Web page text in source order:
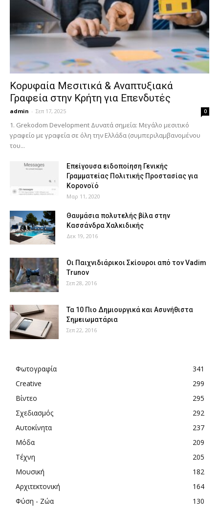
Κορυφαία Μεσιτικά & Αναπτυξιακά
Γραφεία στην Κρήτη για Επενδυτές
admin - Σεπ 17, 2025 0
1. Grekodom Development Δυνατά σημεία: Μεγάλο μεσιτικό
γραφείο με γραφεία σε όλη την Ελλάδα (συμπεριλαμβανομένου
του...
Επείγουσα ειδοποίηση Γενικής
Γραμματείας Πολιτικής Προστασίας για
Κορονοϊό
Μαρ 11, 2020
Θαυμάσια πολυτελής βίλα στην
Κασσάνδρα Χαλκιδικής
Δεκ 19, 2016
Οι Παιχνιδιάρικοι Σκίουροι από τον Vadim
Trunov
Σεπ 28, 2016
Τα 10 Πιο Δημιουργικά και Ασυνήθιστα
Σημειωματάρια
Σεπ 22, 2016
Φωτογραφία
341
Creative
299
Βίντεο
295
Σχεδιασμός
292
Αυτοκίνητα
237
Μόδα
209
Τέχνη
205
Μουσική
182
Αρχιτεκτονική
164
Φύση - Ζώα
130